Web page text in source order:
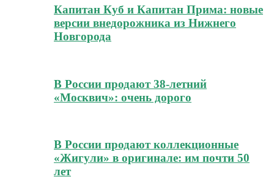
Капитан Куб и Капитан Прима: новые
версии внедорожника из Нижнего
Новгорода
В России продают 38-летний
«Москвич»: очень дорого
В России продают коллекционные
«Жигули» в оригинале: им почти 50
лет